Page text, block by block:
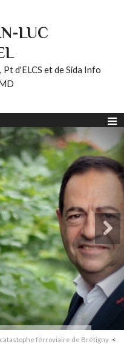
LUC
d'ELCS et de Sida Info
férroviaire de Brétigny